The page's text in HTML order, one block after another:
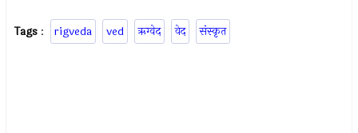
Tags : rigveda ved ऋग्वेद वेद संस्कृत